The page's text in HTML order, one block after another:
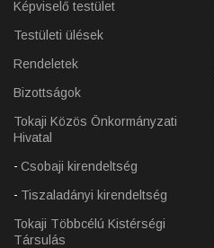
Képviselő testület
Testületi ülések
Rendeletek
Bizottságok
Tokaji Közös Önkormányzati
Hivatal
Csobaji kirendeltség
Tiszaladányi kirendeltség
Tokaji Többcélú Kistérségi
Társulás